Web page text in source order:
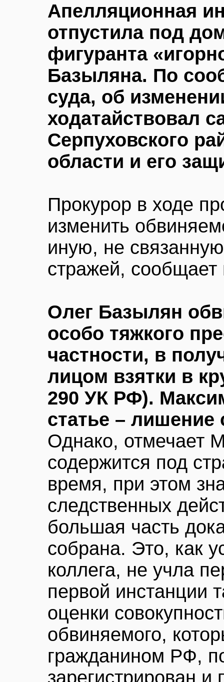
Апелляционная
отпустила под
фигуранта
Базыляна. По
суда, об
ходатайствовал
Серпуховского
области и его
Прокурор в ходе
изменить
иную, не
стражей, сообщает
Олег Базылян
особо тяжкого
частности, в
лицом взятки в
290 УК РФ).
статье –
Однако, отмечает
содержится под
время, при этом
следственных
большая часть
собрана. Это, как
коллега, не учла
первой инстанции
оценки
обвиняемого,
гражданином РФ,
зарегистрирован